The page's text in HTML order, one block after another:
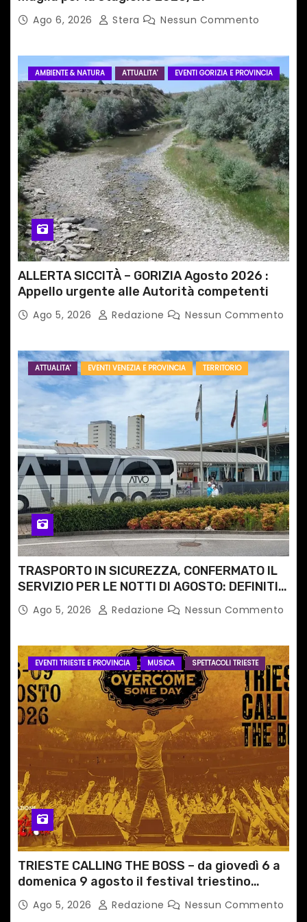
Ago 6, 2026 Stera Nessun Commento
AMBIENTE & NATURA ATTUALITA' EVENTI GORIZIA E PROVINCIA
ALLERTA SICCITÀ – GORIZIA Agosto 2026 :
Appello urgente alle Autorità competenti
Ago 5, 2026 Redazione Nessun Commento
ATTUALITA' EVENTI VENEZIA E PROVINCIA TERRITORIO
TRASPORTO IN SICUREZZA, CONFERMATO IL
SERVIZIO PER LE NOTTI DI AGOSTO: DEFINITI
PERCORSI, FERMATE E ORARIO
Ago 5, 2026 Redazione Nessun Commento
EVENTI TRIESTE E PROVINCIA MUSICA SPETTACOLI TRIESTE
TRIESTE CALLING THE BOSS – da giovedì 6 a
domenica 9 agosto il festival triestino
dedicato a Springsteen
Ago 5, 2026 Redazione Nessun Commento